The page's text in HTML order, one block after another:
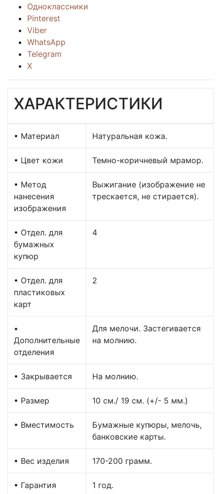
Одноклассники
Pinterest
Viber
WhatsApp
Telegram
X
ХАРАКТЕРИСТИКИ
• Материал Натуральная кожа.
• Цвет кожи Темно-коричневый мрамор.
• Метод
нанесения
изображения
Выжигание (изображение не
трескается, не стирается).
• Отдел. для
бумажных
купюр
4
• Отдел. для
пластиковых
карт
2
•
Дополнительные
отделения
Для мелочи. Застегивается
на молнию.
• Закрывается На молнию.
• Размер 10 см./ 19 см. (+/- 5 мм.)
• Вместимость
Бумажные купюры, мелочь,
банковские карты.
• Вес изделия 170-200 грамм.
• Гарантия 1 год.